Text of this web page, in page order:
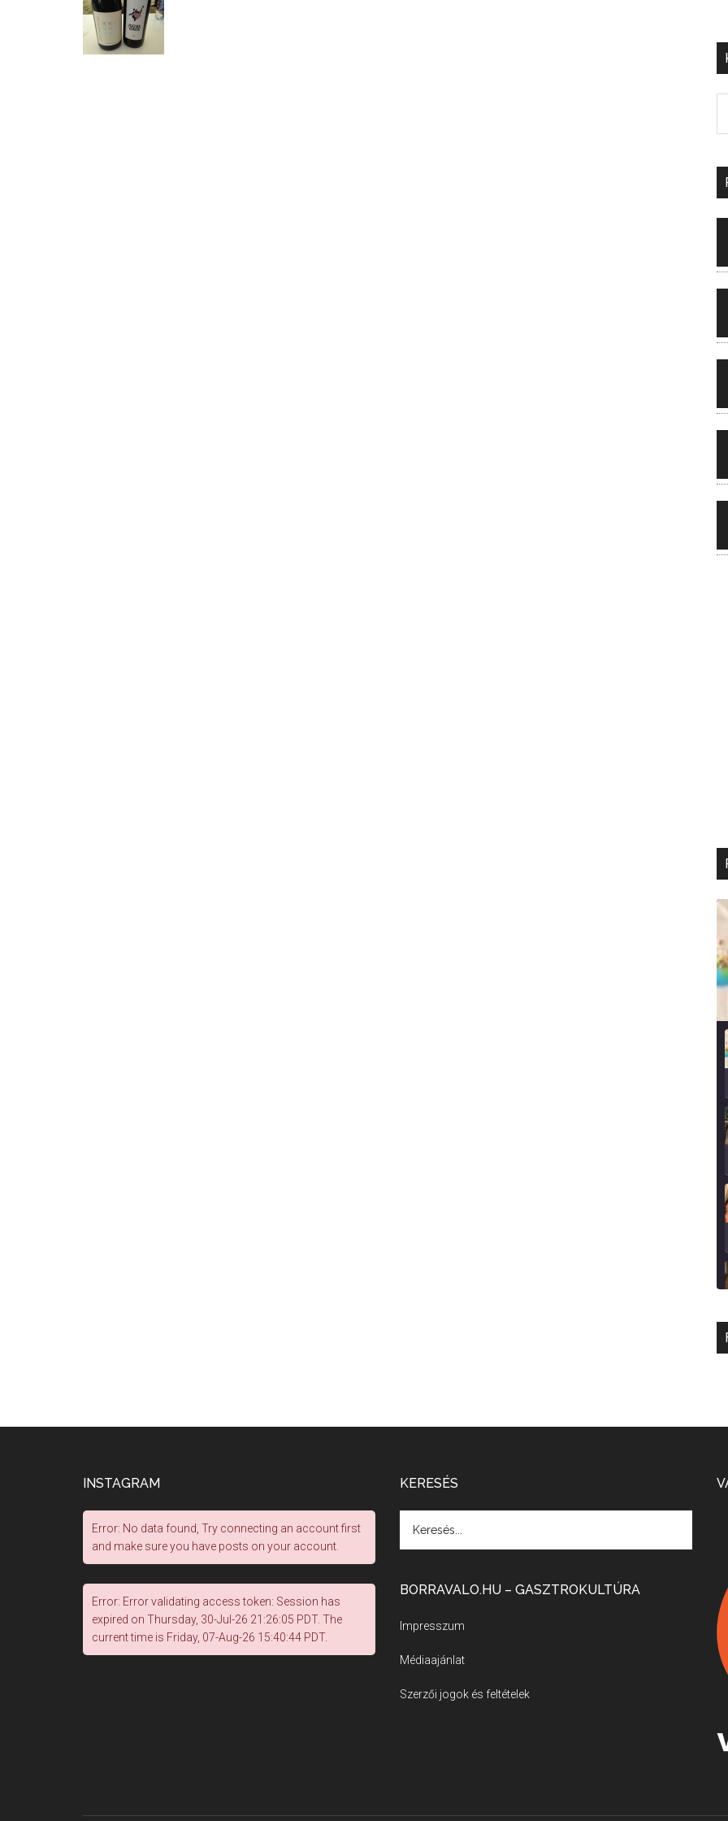
INSTAGRAM
Error: No data found, Try connecting an account first
and make sure you have posts on your account.
Error: Error validating access token: Session has
expired on Thursday, 30-Jul-26 21:26:05 PDT. The
current time is Friday, 07-Aug-26 15:40:44 PDT.
KERESÉS
BORRAVALO.HU – GASZTROKULTÚRA
Impresszum
Médiaajánlat
Szerzői jogok és feltételek